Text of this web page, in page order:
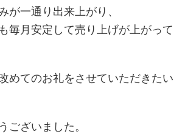
が一通り出来上がり、
毎月安定して売り上げが上がって
めてのお礼をさせていただきたい
ございました。